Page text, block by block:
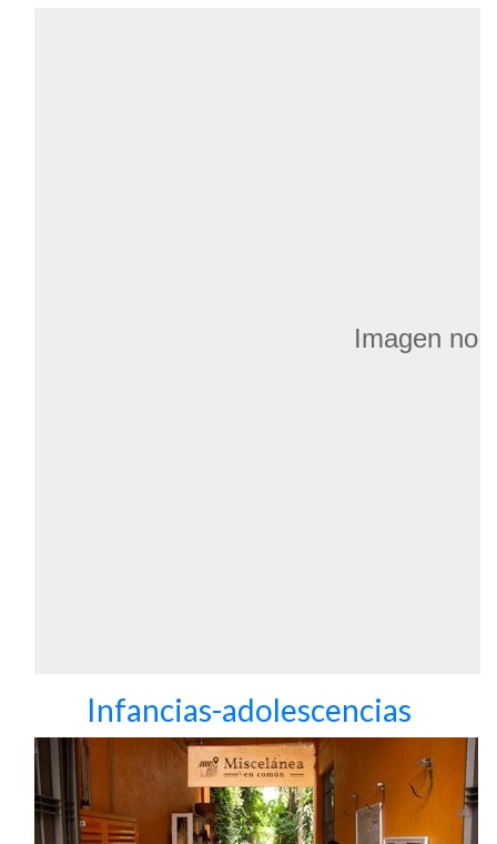
Infancias-adolescencias